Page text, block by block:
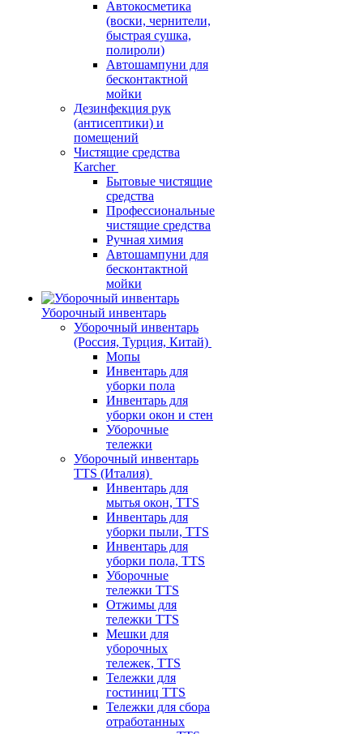
Автокосметика
(воски, чернители,
быстрая сушка,
полироли)
Автошампуни для
бесконтактной
мойки
Дезинфекция рук
(антисептики) и
помещений
Чистящие средства
Karcher
Бытовые чистящие
средства
Профессиональные
чистящие средства
Ручная химия
Автошампуни для
бесконтактной
мойки
Уборочный инвентарь
Уборочный инвентарь
(Россия, Турция, Китай)
Мопы
Инвентарь для
уборки пола
Инвентарь для
уборки окон и стен
Уборочные
тележки
Уборочный инвентарь
TTS (Италия)
Инвентарь для
мытья окон, TTS
Инвентарь для
уборки пыли, TTS
Инвентарь для
уборки пола, TTS
Уборочные
тележки TTS
Отжимы для
тележки TTS
Мешки для
уборочных
тележек, TTS
Тележки для
гостиниц TTS
Тележки для сбора
отработанных